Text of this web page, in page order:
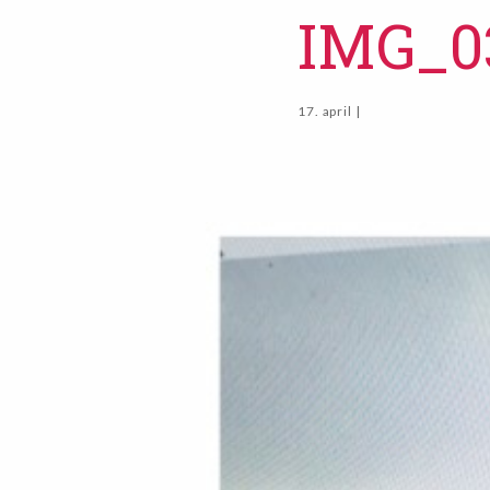
17. april |